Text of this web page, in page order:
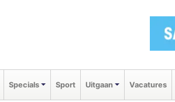
Specials Sport Uitgaan Vacatures